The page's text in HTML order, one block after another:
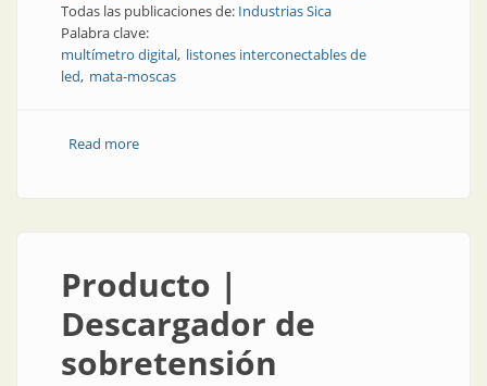
Todas las publicaciones de: Industrias Sica
Palabra clave:
multímetro digital listones interconectables de
led mata-moscas
Read moreabout Baja tensión | Novedades en el catálogo de
Producto |
Descargador de
sobretensión